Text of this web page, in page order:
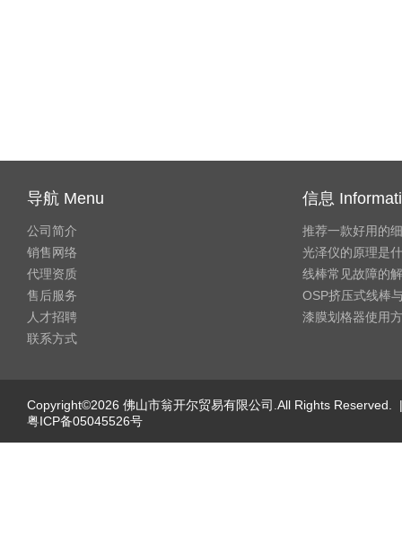
导航 Menu
公司简介
销售网络
代理资质
售后服务
人才招聘
联系方式
信息
推荐一款好用的
光泽仪的原理是
线棒常见故障的
OSP挤压式线棒
漆膜划格器使用
Copyright©2026 佛山市翁开尔贸易有限公司.All Rights Reserved. |
粤ICP备05045526号